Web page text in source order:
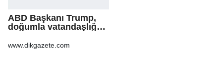
ABD Başkanı Trump,
doğumla vatandaşlığa
genişleten
www.dikgazete.com